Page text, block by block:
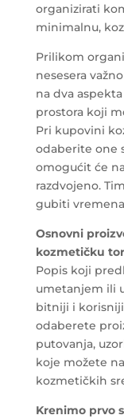
organizirati
minimalnu,
Prilikom
nesesera
na dva
prostora koji
Pri kupovini
odaberite one
omogućit će
razdvojeno.
gubiti
Osnovni
kozmetičku
Popis koji
umetanjem ili
bitniji i
odaberete
putovanja,
koje možete
kozmetičkih
Krenimo prvo s